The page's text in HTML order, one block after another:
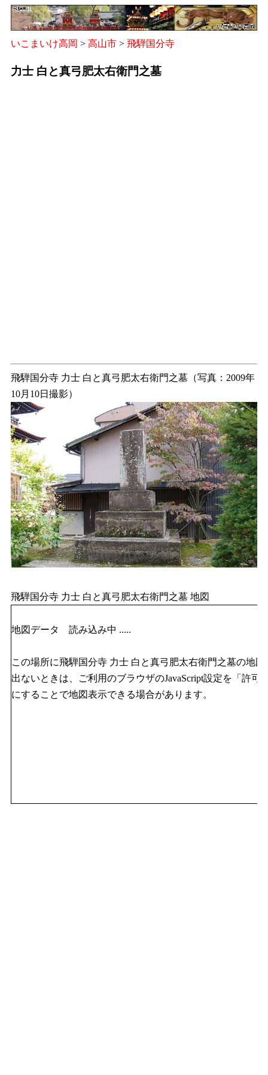
いこまいけ高岡 > 高山市 > 飛騨国分寺
力士 白と真弓肥太右衛門之墓
飛騨国分寺 力士 白と真弓肥太右衛門之墓（写真：2009年
10月10日撮影）
飛騨国分寺 力士 白と真弓肥太右衛門之墓 地図
地図データ 読み込み中 .....
この場所に飛騨国分寺 力士 白と真弓肥太右衛門之墓の地図
出ないときは、ご利用のブラウザのJavaScript設定を「許可
にすることで地図表示できる場合があります。